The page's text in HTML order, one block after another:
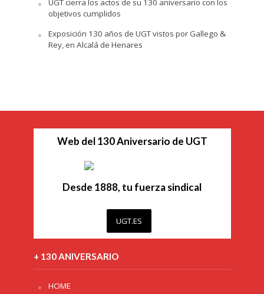
UGT cierra los actos de su 130 aniversario con los
objetivos cumplidos
Exposición 130 años de UGT vistos por Gallego &
Rey, en Alcalá de Henares
Web del 130 Aniversario de UGT
Desde 1888, tu fuerza sindical
UGT.ES
+ 130 ANIVERSARIO
HOME